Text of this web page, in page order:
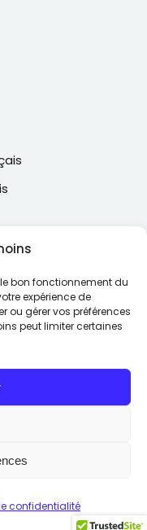
bon fonctionnement du
expérience de
ou gérer vos préférences
peut limiter certaines
confidentialité